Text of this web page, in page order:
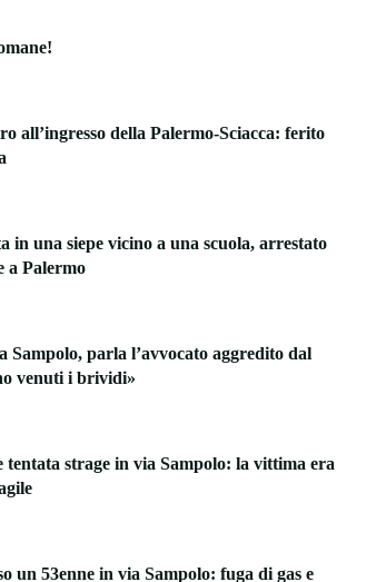
all’ingresso della Palermo-Sciacca: ferito
in una siepe vicino a una scuola, arrestato
a Palermo
Sampolo, parla l’avvocato aggredito dal
venuti i brividi»
tentata strage in via Sampolo: la vittima era
un 53enne in via Sampolo: fuga di gas e